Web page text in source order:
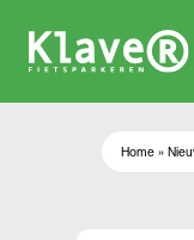
Home »